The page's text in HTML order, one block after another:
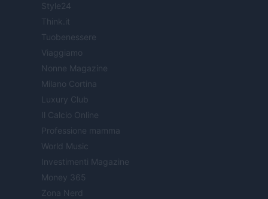
Style24
Think.it
Tuobenessere
Viaggiamo
Nonne Magazine
Milano Cortina
Luxury Club
Il Calcio Online
Professione mamma
World Music
Investimenti Magazine
Money 365
Zona Nerd